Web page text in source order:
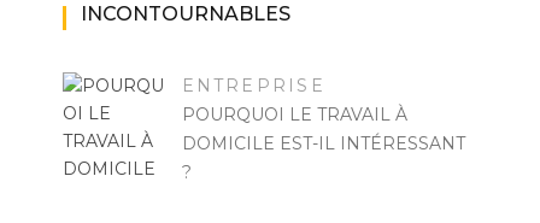
INCONTOURNABLES
ENTREPRISE
POURQUOI LE TRAVAIL À
DOMICILE EST-IL INTÉRESSANT
?